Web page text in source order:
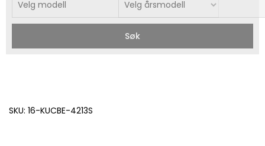
Søk
SKU: 16-KUCBE-4213S